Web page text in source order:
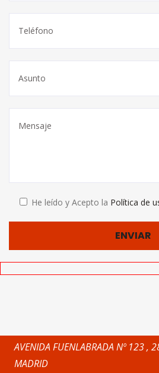
He leído y Acepto la Política de
AVENIDA FUENLABRADA Nº 123 ,
MADRID